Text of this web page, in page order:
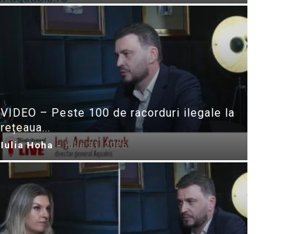
VIDEO – Peste 100 de racorduri ilegale la
rețeaua...
Iulia Hoha - iulie 31, 2026